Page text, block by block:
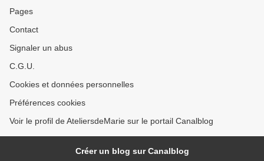
Pages
Contact
Signaler un abus
C.G.U.
Cookies et données personnelles
Préférences cookies
Voir le profil de AteliersdeMarie sur le portail Canalblog
Créer un blog sur Canalblog